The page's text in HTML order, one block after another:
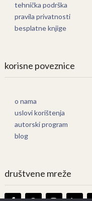
tehnička podrška
pravila privatnosti
besplatne knjige
korisne poveznice
o nama
uslovi korištenja
autorski program
blog
društvene mreže